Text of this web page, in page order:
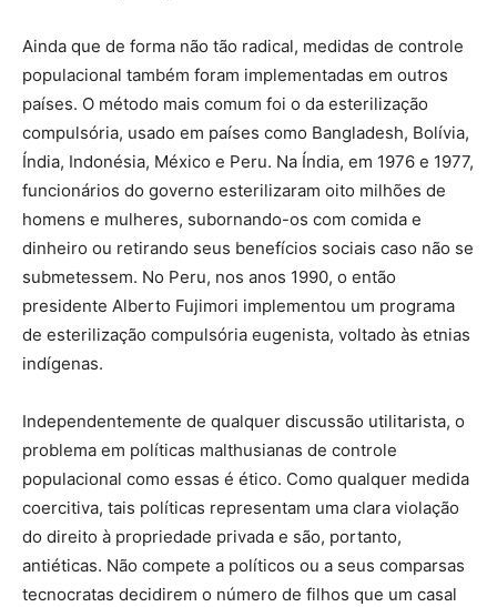
Ainda que de forma não tão radical, medidas de controle
populacional também foram implementadas em outros
países. O método mais comum foi o da esterilização
compulsória, usado em países como Bangladesh, Bolívia,
Índia, Indonésia, México e Peru. Na Índia, em 1976 e 1977,
funcionários do governo esterilizaram oito milhões de
homens e mulheres, subornando-os com comida e
dinheiro ou retirando seus benefícios sociais caso não se
submetessem. No Peru, nos anos 1990, o então
presidente Alberto Fujimori implementou um programa
de esterilização compulsória eugenista, voltado às etnias
indígenas.
Independentemente de qualquer discussão utilitarista, o
problema em políticas malthusianas de controle
populacional como essas é ético. Como qualquer medida
coercitiva, tais políticas representam uma clara violação
do direito à propriedade privada e são, portanto,
antiéticas. Não compete a políticos ou a seus comparsas
tecnocratas decidirem o número de filhos que um casal